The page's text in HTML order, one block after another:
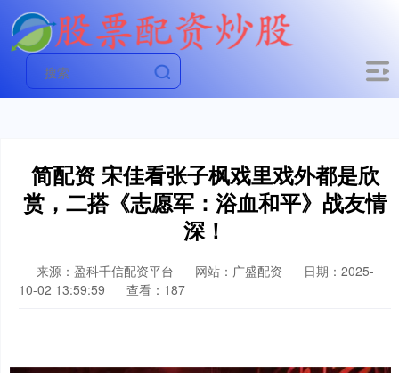
简配资 宋佳看张子枫戏里戏外都是欣
赏，二搭《志愿军：浴血和平》战友情
深！
来源：盈科千信配资平台 网站：广盛配资
日期：2025-
10-02 13:59:59
查看：187